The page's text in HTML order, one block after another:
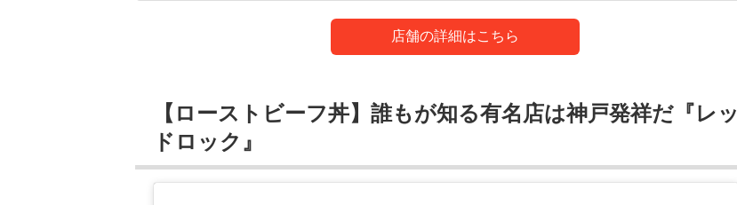
店舗の詳細はこちら
【ローストビーフ丼】誰もが知る有名店は神戸発祥だ『レッ
ドロック』